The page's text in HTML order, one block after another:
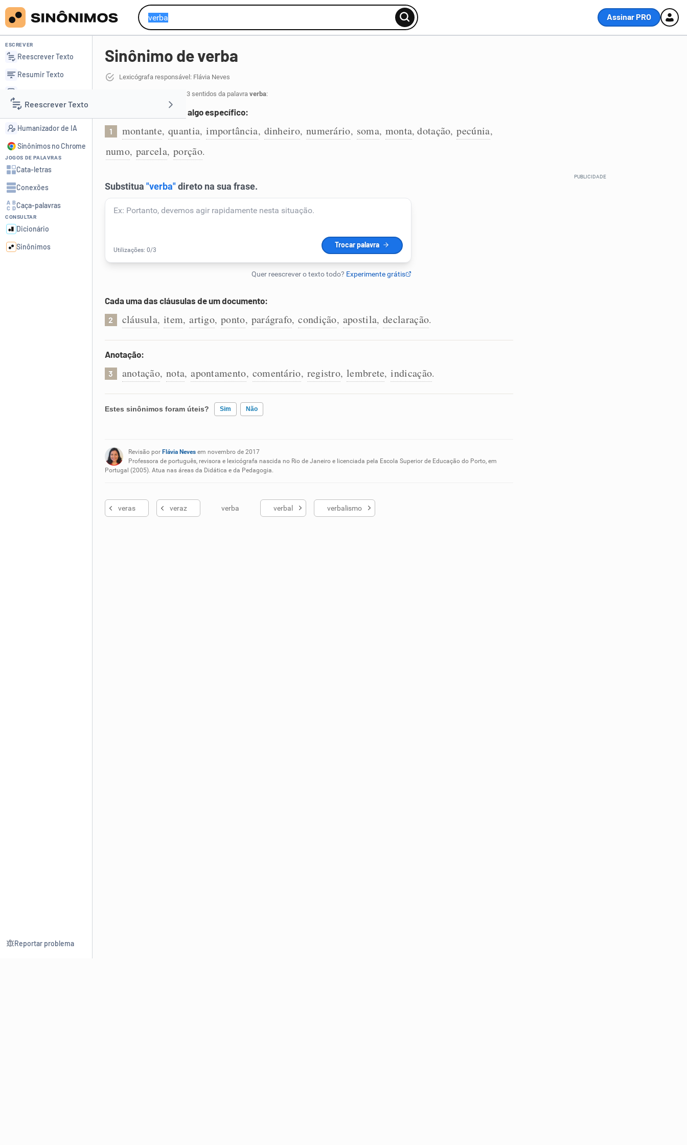
Assinar PRO
Reescrever Texto
Resumir Texto
Corrigir Texto
Detector de IA
Humanizador de IA
ESCREVER
Reescrever Texto
Resumir Texto
Detector de IA
Humanizador de IA
Sinônimos no Chrome
JOGOS DE PALAVRAS
Cata-letras
Conexões
Caça-palavras
CONSULTAR
Dicionário
Sinônimos
Reportar problema
Sinônimo de verba
Lexicógrafa responsável: Flávia Neves
para 3 sentidos da palavra verba:
Montante destinado a algo específico:
1 montante, quantia, importância, dinheiro, numerário, soma, monta,dotação, pecúnia,
numo, parcela, porção.
Cada uma das cláusulas de um documento:
2 cláusula, item, artigo, ponto, parágrafo, condição, apostila, declaração.
Anotação:
3 anotação, nota, apontamento, comentário, registro, lembrete, indicação.
Estes sinônimos foram úteis? Sim Não
Nenhum dos sinônimos apresentados me ajudou
Revisão por Flávia Nevesem novembro de 2017
Professora de português, revisora e lexicógrafa nascida no Rio de Janeiro e licenciada pela Escola Superior de Educação do Porto, em
Portugal (2005). Atua nas áreas da Didática e da Pedagogia.
veras veraz verba verbal verbalismo